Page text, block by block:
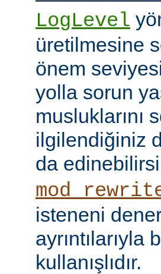
LogLevel
üretilmesine
önem
yolla sorun
musluklarını
ilgilendiğiniz
da
isteneni
kullanışlıdır.